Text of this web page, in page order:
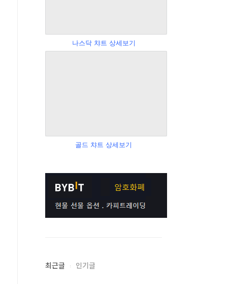
나스닥 챠트 상세보기
골드 챠트 상세보기
최근글 인기글